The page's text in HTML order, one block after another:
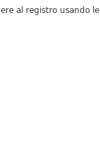
al registro usando le